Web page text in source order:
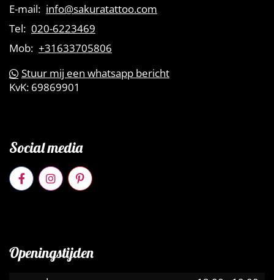
E-mail: info@sakuratattoo.com
Tel: 020-6223469
Mob: +31633705806
Stuur mij een whatsapp bericht
KvK: 69869901
Social media
Openingstijden